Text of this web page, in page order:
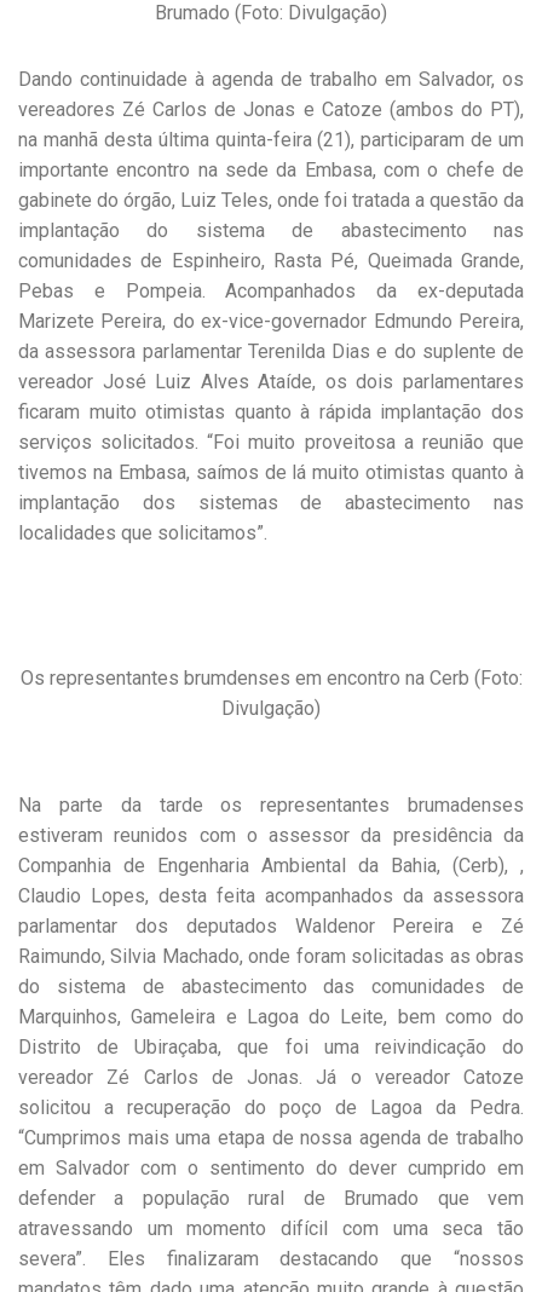
Brumado (Foto: Divulgação)
Dando continuidade à agenda de trabalho em Salvador, os
vereadores Zé Carlos de Jonas e Catoze (ambos do PT),
na manhã desta última quinta-feira (21), participaram de um
importante encontro na sede da Embasa, com o chefe de
gabinete do órgão, Luiz Teles, onde foi tratada a questão da
implantação do sistema de abastecimento nas
comunidades de Espinheiro, Rasta Pé, Queimada Grande,
Pebas e Pompeia. Acompanhados da ex-deputada
Marizete Pereira, do ex-vice-governador Edmundo Pereira,
da assessora parlamentar Terenilda Dias e do suplente de
vereador José Luiz Alves Ataíde, os dois parlamentares
ficaram muito otimistas quanto à rápida implantação dos
serviços solicitados. “Foi muito proveitosa a reunião que
tivemos na Embasa, saímos de lá muito otimistas quanto à
implantação dos sistemas de abastecimento nas
localidades que solicitamos”.
Os representantes brumdenses em encontro na Cerb (Foto:
Divulgação)
Na parte da tarde os representantes brumadenses
estiveram reunidos com o assessor da presidência da
Companhia de Engenharia Ambiental da Bahia, (Cerb), ,
Claudio Lopes, desta feita acompanhados da assessora
parlamentar dos deputados Waldenor Pereira e Zé
Raimundo, Silvia Machado, onde foram solicitadas as obras
do sistema de abastecimento das comunidades de
Marquinhos, Gameleira e Lagoa do Leite, bem como do
Distrito de Ubiraçaba, que foi uma reivindicação do
vereador Zé Carlos de Jonas. Já o vereador Catoze
solicitou a recuperação do poço de Lagoa da Pedra.
“Cumprimos mais uma etapa de nossa agenda de trabalho
em Salvador com o sentimento do dever cumprido em
defender a população rural de Brumado que vem
atravessando um momento difícil com uma seca tão
severa”. Eles finalizaram destacando que “nossos